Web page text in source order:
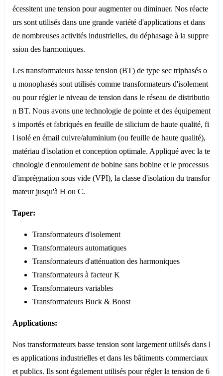
écessitent une tension pour augmenter ou diminuer. Nos réacte
urs sont utilisés dans une grande variété d'applications et dans
de nombreuses activités industrielles, du déphasage à la suppre
ssion des harmoniques.
Les transformateurs basse tension (BT) de type sec triphasés o
u monophasés sont utilisés comme transformateurs d'isolement
ou pour régler le niveau de tension dans le réseau de distributio
n BT. Nous avons une technologie de pointe et des équipement
s importés et fabriqués en feuille de silicium de haute qualité, fi
l isolé en émail cuivre/aluminium (ou feuille de haute qualité),
matériau d'isolation et conception optimale. Appliqué avec la te
chnologie d'enroulement de bobine sans bobine et le processus
d'imprégnation sous vide (VPI), la classe d'isolation du transfor
mateur jusqu'à H ou C.
Taper:
Transformateurs d'isolement
Transformateurs automatiques
Transformateurs d'atténuation des harmoniques
Transformateurs à facteur K
Transformateurs variables
Transformateurs Buck & Boost
Applications:
Nos transformateurs basse tension sont largement utilisés dans l
es applications industrielles et dans les bâtiments commerciaux
et publics. Ils sont également utilisés pour régler la tension de 6